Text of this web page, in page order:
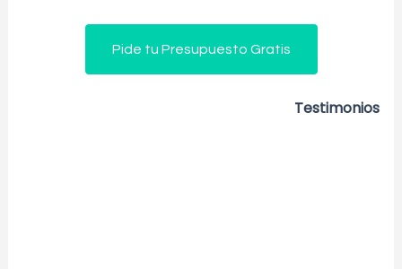
Pide tu Presupuesto Gratis
Testimonios